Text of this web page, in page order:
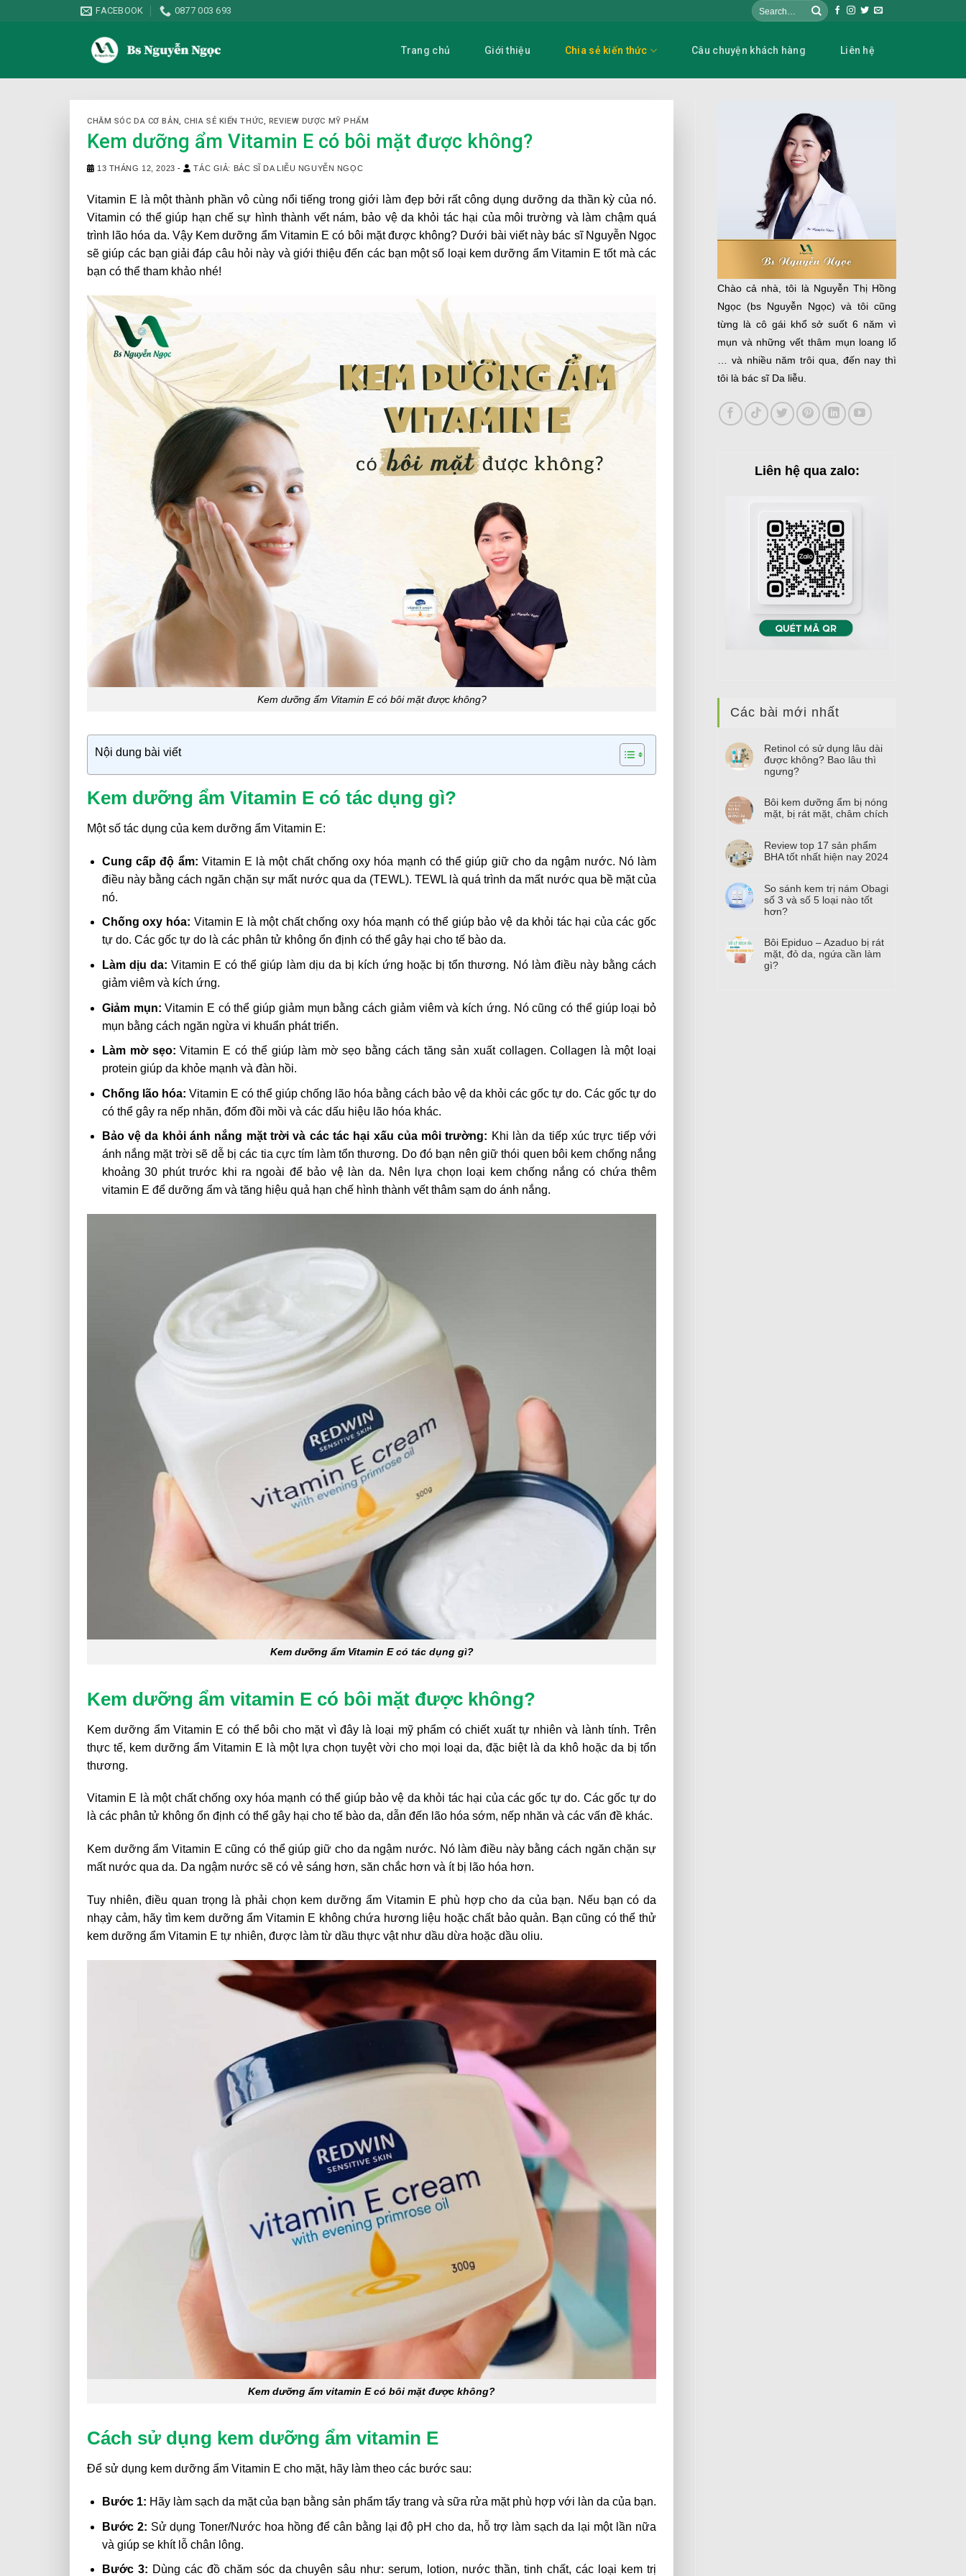
FACEBOOK 0877 003 693
Trang chủ Giới thiệu Chia sẻ kiến thức Câu chuyện khách hàng Liên hệ
CHĂM SÓC DA CƠ BẢN,CHIA SẺ KIẾN THỨC, REVIEW DƯỢC MỸ PHẨM
Kem dưỡng ẩm Vitamin E có bôi mặt được không?
13 THÁNG 12, 2023 - TÁC GIẢ: BÁC SĨ DA LIỄU NGUYỄN NGỌC
Vitamin E là một thành phần vô cùng nổi tiếng trong giới làm đẹp bởi rất công dụng dưỡng da thần kỳ của nó.
Vitamin có thểgiúp hạn chế sự hình thành vết nám, bảo vệ da khỏi tác hại của môi trường và làm chậm quá
trình lão hóa da. Vậy Kem dưỡng ẩm Vitamin E có bôi mặt được không? Dưới bài viết này bác sĩ Nguyễn Ngọc
sẽ giúp các bạn giải đáp câu hỏi này và giới thiệu đến các bạn một số loại kem dưỡng ẩm Vitamin E tốt mà các
bạn có thể tham khảo nhé!
Kem dưỡng ẩm Vitamin E có bôi mặt được không?
Nội dung bài viết
Kem dưỡng ẩm Vitamin E có tác dụng gì?
Một số tác dụng của kem dưỡng ẩm Vitamin E:
Cung cấp độ ẩm: Vitamin E là một chất chống oxy hóa mạnh có thể giúp giữ cho da ngậm nước. Nó làm
điều này bằng cách ngăn chặn sự mất nước qua da (TEWL). TEWL là quá trình da mất nước qua bề mặt của
nó.
Chống oxy hóa: Vitamin E là một chất chống oxy hóa mạnh có thể giúp bảo vệ da khỏi tác hại của các gốc
tự do. Các gốc tự do là các phân tử không ổn định có thể gây hại cho tế bào da.
Làm dịu da: Vitamin E có thể giúp làm dịu da bị kích ứng hoặc bị tổn thương. Nó làm điều này bằng cách
giảm viêm và kích ứng.
Giảm mụn: Vitamin E có thể giúp giảm mụn bằng cách giảm viêm và kích ứng. Nó cũng có thể giúp loại bỏ
mụn bằng cách ngăn ngừa vi khuẩn phát triển.
Làm mờ sẹo:Vitamin E có thể giúp làm mờ sẹo bằng cách tăng sản xuất collagen. Collagen là một loại
protein giúp da khỏe mạnh và đàn hồi.
Chống lão hóa: Vitamin E có thể giúp chống lão hóa bằng cách bảo vệ da khỏi các gốc tự do. Các gốc tự do
có thể gây ra nếp nhăn, đốm đồi mồi và các dấu hiệu lão hóa khác.
Bảo vệ da khỏi ánh nắng mặt trời và các tác hại xấu của môi trường: Khi làn da tiếp xúc trực tiếp với
ánh nắng mặt trời sẽ dễ bị các tia cực tím làm tổn thương. Do đó bạn nên giữ thói quen bôi kem chống nắng
khoảng 30 phút trước khi ra ngoài để bảo vệ làn da. Nên lựa chọn loại kem chống nắng có chứa thêm
vitamin E để dưỡng ẩm và tăng hiệu quả hạn chế hình thành vết thâm sạm do ánh nắng.
Kem dưỡng ẩm Vitamin E có tác dụng gì?
Kem dưỡng ẩm vitamin E có bôi mặt được không?
Kem dưỡng ẩm Vitamin E có thể bôi cho mặt vì đây là loại mỹ phẩm có chiết xuất tự nhiên và lành tính. Trên
thực tế, kem dưỡng ẩm Vitamin E là một lựa chọn tuyệt vời cho mọi loại da, đặc biệt là da khô hoặc da bị tổn
thương.
Vitamin E là một chất chống oxy hóa mạnh có thể giúp bảo vệ da khỏi tác hại của các gốc tự do. Các gốc tự do
là các phân tử không ổn định có thể gây hại cho tế bào da, dẫn đến lão hóa sớm, nếp nhăn và các vấn đề khác.
Kem dưỡng ẩm Vitamin E cũng có thể giúp giữ cho da ngậm nước. Nó làm điều này bằng cách ngăn chặn sự
mất nước qua da. Da ngậm nước sẽ có vẻ sáng hơn, săn chắc hơn và ít bị lão hóa hơn.
Tuy nhiên, điều quan trọng là phải chọn kem dưỡng ẩm Vitamin E phù hợp cho da của bạn. Nếu bạn có da
nhạy cảm, hãy tìm kem dưỡng ẩm Vitamin E không chứa hương liệu hoặc chất bảo quản. Bạn cũng có thể thử
kem dưỡng ẩm Vitamin E tự nhiên, được làm từ dầu thực vật như dầu dừa hoặc dầu oliu.
Kem dưỡng ẩm vitamin E có bôi mặt được không?
Cách sử dụng kem dưỡng ẩm vitamin E
Để sử dụng kem dưỡng ẩm Vitamin E cho mặt, hãy làm theo các bước sau:
Bước 1: Hãy làm sạch da mặt của bạn bằng sản phẩm tẩy trang và sữa rửa mặt phù hợp với làn da của bạn.
Bước 2: Sử dụng Toner/Nước hoa hồng để cân bằng lại độ pH cho da, hỗ trợ làm sạch da lại một lần nữa
và giúp se khít lỗ chân lông.
Bước 3: Dùng các đồ chăm sóc da chuyên sâu như: serum, lotion, nước thần, tinh chất, các loại kem trị
Chào cả nhà, tôi là Nguyễn Thị Hồng
Ngọc (bs Nguyễn Ngọc) và tôi cũng
từng là cô gái khổ sở suốt 6 năm vì
mụn và những vết thâm mụn loang lổ
… và nhiều năm trôi qua, đến nay thì
tôi là bác sĩ Da liễu.
Liên hệ qua zalo:
Các bài mới nhất
Retinol có sử dụng lâu dài
được không? Bao lâu thì
ngưng?
Bôi kem dưỡng ẩm bị nóng
mặt, bị rát mặt, châm chích
Review top 17 sản phẩm
BHA tốt nhất hiện nay 2024
So sánh kem trị nám Obagi
số 3 và số 5 loại nào tốt
hơn?
Bôi Epiduo – Azaduo bị rát
mặt, đỏ da, ngứa cần làm
gì?